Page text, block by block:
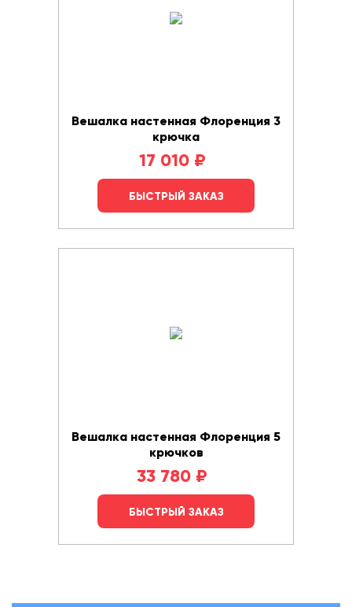
Вешалка настенная Флоренция 3
крючка
17 010 ₽
БЫСТРЫЙ ЗАКАЗ
Вешалка настенная Флоренция 5
крючков
33 780 ₽
БЫСТРЫЙ ЗАКАЗ